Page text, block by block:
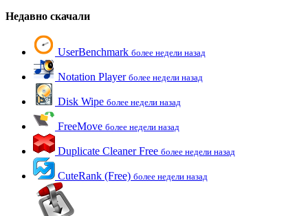
Недавно скачали
UserBenchmark более недели назад
Notation Player более недели назад
Disk Wipe более недели назад
FreeMove более недели назад
Duplicate Cleaner Free более недели назад
CuteRank (Free) более недели назад